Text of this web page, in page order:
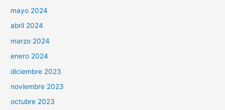
mayo 2024
abril 2024
marzo 2024
enero 2024
diciembre 2023
noviembre 2023
octubre 2023